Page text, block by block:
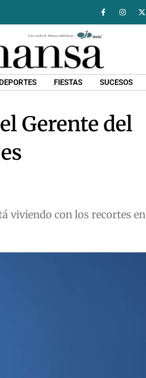
DEPORTES FIESTAS SUCESOS
Gerente del
viviendo con los recortes en